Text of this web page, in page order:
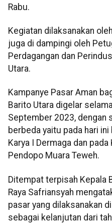
Rabu.
Kegiatan dilaksanakan
juga di dampingi oleh
Perdagangan dan
Utara.
Kampanye Pasar Aman
Barito Utara digelar
September 2023, dengan
berbeda yaitu pada hari
Karya I Dermaga dan
Pendopo Muara Teweh.
Ditempat terpisah Kepala
Raya Safriansyah
pasar yang dilaksanakan
sebagai kelanjutan dari